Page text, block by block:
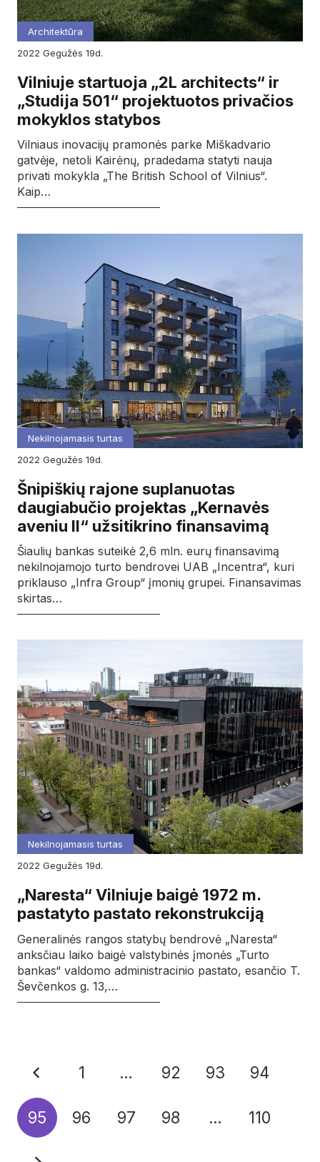
Architektūra
2022
gegužės 19d.
Vilniuje startuoja „2L architects“ ir
„Studija 501“ projektuotos privačios
mokyklos statybos
Vilniaus inovacijų pramonės parke Miškadvario
gatvėje, netoli Kairėnų, pradedama statyti nauja
privati mokykla „The British School of Vilnius“.
Kaip…
Nekilnojamasis turtas
2022
gegužės 19d.
Šnipiškių rajone suplanuotas
daugiabučio projektas „Kernavės
aveniu II“ užsitikrino finansavimą
Šiaulių bankas suteikė 2,6 mln. eurų finansavimą
nekilnojamojo turto bendrovei UAB „Incentra“, kuri
priklauso „Infra Group“ įmonių grupei. Finansavimas
skirtas…
Nekilnojamasis turtas
2022
gegužės 19d.
„Naresta“ Vilniuje baigė 1972 m.
pastatyto pastato rekonstrukciją
Generalinės rangos statybų bendrovė „Naresta“
anksčiau laiko baigė valstybinės įmonės „Turto
bankas“ valdomo administracinio pastato, esančio T.
Ševčenkos g. 13,…
1 … 92 93 94
95 96 97 98 … 110